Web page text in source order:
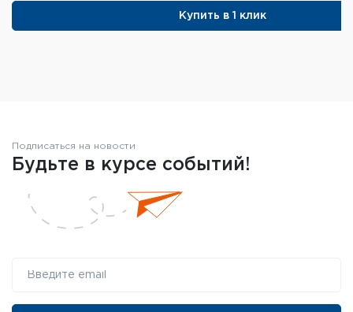
Купить в 1 клик
Подписаться на новости
Будьте в курсе событий!